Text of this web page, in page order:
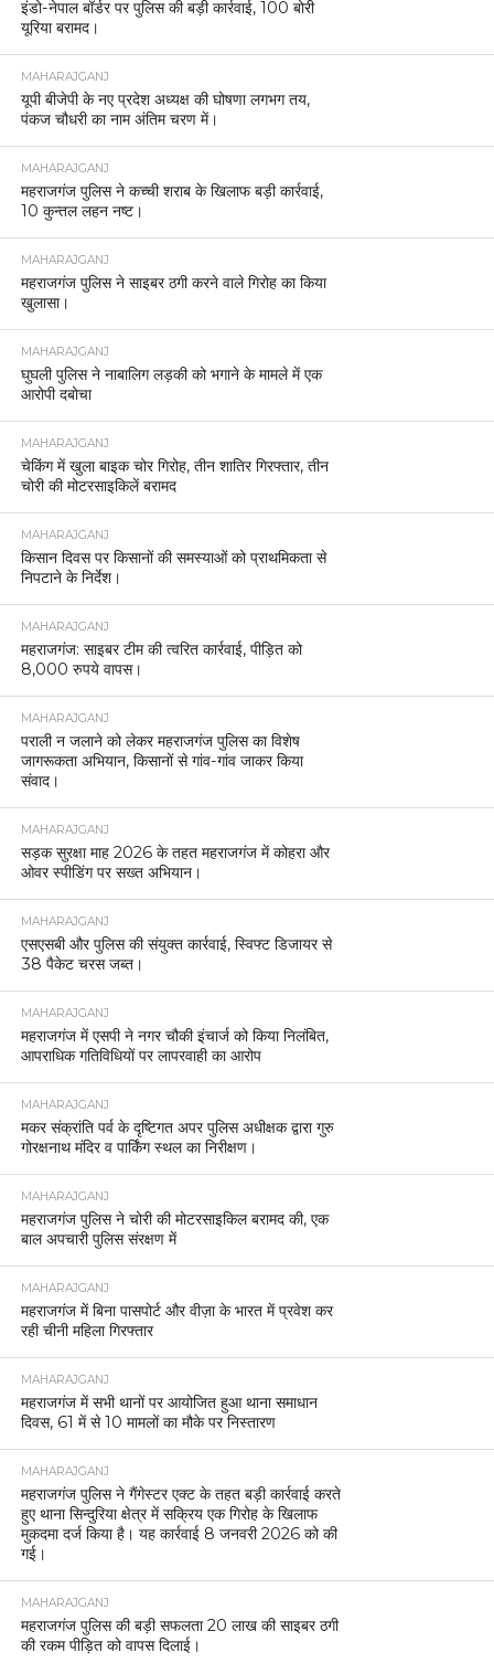
इंडो-नेपाल बॉर्डर पर पुलिस की बड़ी कार्रवाई, 100 बोरी
यूरिया बरामद।
MAHARAJGANJ
यूपी बीजेपी के नए प्रदेश अध्यक्ष की घोषणा लगभग तय,
पंकज चौधरी का नाम अंतिम चरण में।
MAHARAJGANJ
महराजगंज पुलिस ने कच्ची शराब के खिलाफ बड़ी कार्रवाई,
10 कुन्तल लहन नष्ट।
MAHARAJGANJ
महराजगंज पुलिस ने साइबर ठगी करने वाले गिरोह का किया
खुलासा।
MAHARAJGANJ
घुघली पुलिस ने नाबालिग लड़की को भगाने के मामले में एक
आरोपी दबोचा
MAHARAJGANJ
चेकिंग में खुला बाइक चोर गिरोह, तीन शातिर गिरफ्तार, तीन
चोरी की मोटरसाइकिलें बरामद
MAHARAJGANJ
किसान दिवस पर किसानों की समस्याओं को प्राथमिकता से
निपटाने के निर्देश।
MAHARAJGANJ
महराजगंज: साइबर टीम की त्वरित कार्रवाई, पीड़ित को
8,000 रुपये वापस।
MAHARAJGANJ
पराली न जलाने को लेकर महराजगंज पुलिस का विशेष
जागरूकता अभियान, किसानों से गांव-गांव जाकर किया
संवाद।
MAHARAJGANJ
सड़क सुरक्षा माह 2026 के तहत महराजगंज में कोहरा और
ओवर स्पीडिंग पर सख्त अभियान।
MAHARAJGANJ
एसएसबी और पुलिस की संयुक्त कार्रवाई, स्विफ्ट डिजायर से
38 पैकेट चरस जब्त।
MAHARAJGANJ
महराजगंज में एसपी ने नगर चौकी इंचार्ज को किया निलंबित,
आपराधिक गतिविधियों पर लापरवाही का आरोप
MAHARAJGANJ
मकर संक्रांति पर्व के दृष्टिगत अपर पुलिस अधीक्षक द्वारा गुरु
गोरक्षनाथ मंदिर व पार्किंग स्थल का निरीक्षण।
MAHARAJGANJ
महराजगंज पुलिस ने चोरी की मोटरसाइकिल बरामद की, एक
बाल अपचारी पुलिस संरक्षण में
MAHARAJGANJ
महराजगंज में बिना पासपोर्ट और वीज़ा के भारत में प्रवेश कर
रही चीनी महिला गिरफ्तार
MAHARAJGANJ
महराजगंज में सभी थानों पर आयोजित हुआ थाना समाधान
दिवस, 61 में से 10 मामलों का मौके पर निस्तारण
MAHARAJGANJ
महराजगंज पुलिस ने गैंगेस्टर एक्ट के तहत बड़ी कार्रवाई करते
हुए थाना सिन्दुरिया क्षेत्र में सक्रिय एक गिरोह के खिलाफ
मुकदमा दर्ज किया है। यह कार्रवाई 8 जनवरी 2026 को की
गई।
MAHARAJGANJ
महराजगंज पुलिस की बड़ी सफलता 20 लाख की साइबर ठगी
की रकम पीड़ित को वापस दिलाई।